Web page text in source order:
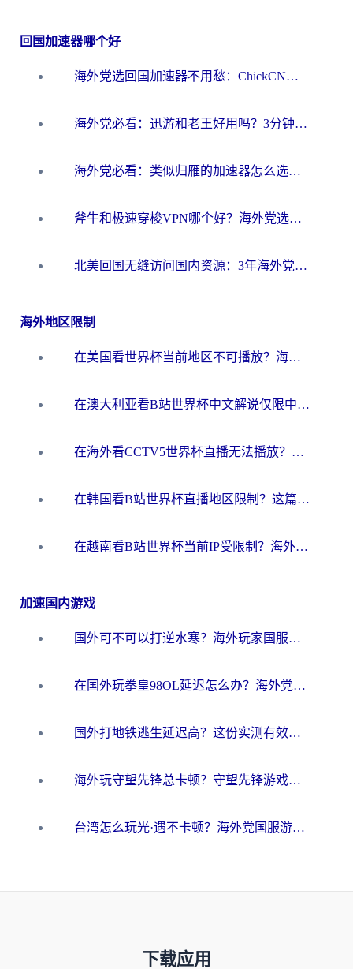
回国加速器哪个好
海外党选回国加速器不用愁：ChickCN和洞见哪个好？一篇搞定所有疑问
海外党必看：迅游和老王好用吗？3分钟选对加速国内网络的加速器
海外党必看：类似归雁的加速器怎么选？一篇搞定无缝访问国内资源
斧牛和极速穿梭VPN哪个好？海外党选回国加速器必看的真实对比与避坑指南
北美回国无缝访问国内资源：3年海外党亲测的加速器选择指南
海外地区限制
在美国看世界杯当前地区不可播放？海外党体育观赛终极指南来了！
在澳大利亚看B站世界杯中文解说仅限中国大陆？这篇指南帮你打破限制看遍赛事
在海外看CCTV5世界杯直播无法播放？这篇指南让你和国内球迷同步呐喊
在韩国看B站世界杯直播地区限制？这篇指南让你告别“当前地区不可播放”
在越南看B站世界杯当前IP受限制？海外党体育观赛终极指南来了
加速国内游戏
国外可不可以打逆水寒？海外玩家国服畅玩终极指南（附漫威荒野乱斗加速方案）
在国外玩拳皇98OL延迟怎么办？海外党亲测有效的低延迟指南
国外打地铁逃生延迟高？这份实测有效的低延迟指南帮你吃鸡
海外玩守望先锋总卡顿？守望先锋游戏加速器在哪里买&避坑指南（附欧洲非洲游戏实测）
台湾怎么玩光·遇不卡顿？海外党国服游戏加速终极攻略（附实测体验）
下载应用